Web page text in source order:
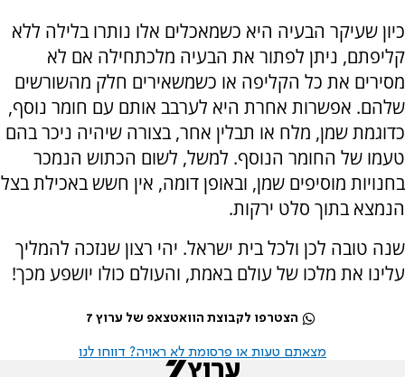
כיון שעיקר הבעיה היא כשמאכלים אלו נותרו בלילה ללא
קליפתם, ניתן לפתור את הבעיה מלכתחילה אם לא
מסירים את כל הקליפה או כשמשאירים חלק מהשורשים
שלהם. אפשרות אחרת היא לערבב אותם עם חומר נוסף,
כדוגמת שמן, מלח או תבלין אחר, בצורה שיהיה ניכר בהם
טעמו של החומר הנוסף. למשל, לשום הכתוש הנמכר
בחנויות מוסיפים שמן, ובאופן דומה, אין חשש באכילת בצל
הנמצא בתוך סלט ירקות.
שנה טובה לכן ולכל בית ישראל. יהי רצון שנזכה להמליך
עלינו את מלכו של עולם באמת, והעולם כולו יושפע מכך!
הצטרפו לקבוצת הוואטצאפ של ערוץ 7
מצאתם טעות או פרסומת לא ראויה? דווחו לנו